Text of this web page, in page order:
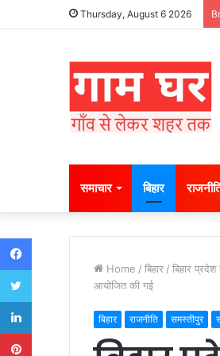
Thursday, August 6 2026
समाचार बिहार
Home / बिहार / बिहार
आयोजित की गई
बिहार राजनीति समस्तीपुर
Facebook
Twitter
LinkedIn
Pinterest